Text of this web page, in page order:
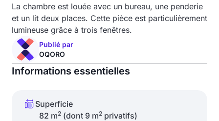
La chambre est louée avec un bureau, une penderie
et un lit deux places. Cette pièce est particulièrement
lumineuse grâce à trois fenêtres.
Publié par
OQORO
Informations essentielles
Superficie
82 m2 (dont 9 m2 privatifs)